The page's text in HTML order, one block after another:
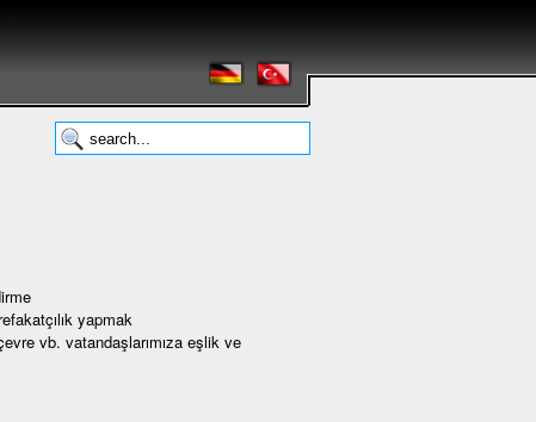
yapmak
vb. vatandaşlarımıza eşlik ve